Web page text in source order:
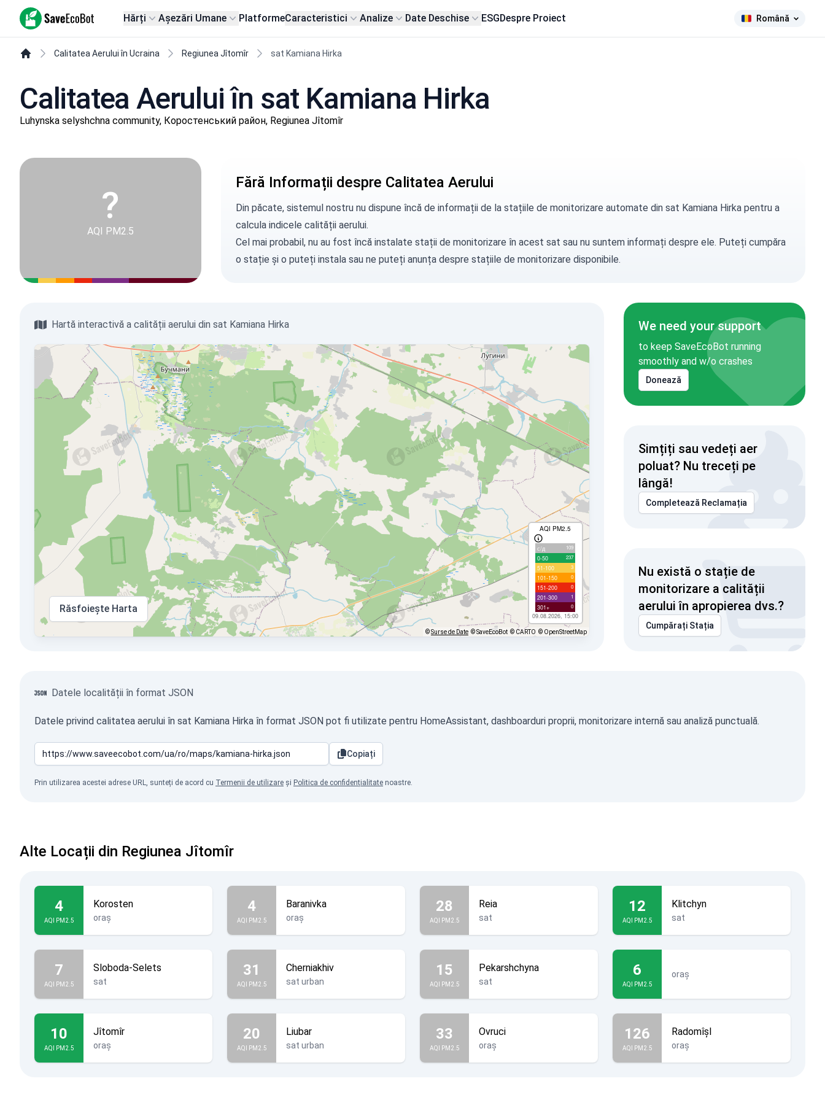
SaveEcoBot Hărți Așezări Umane PlatformeCaracteristici Analize Date Deschise ESGDespre Proiect Română
Calitatea Aerului în Ucraina Regiunea Jîtomîr sat Kamiana Hirka
Calitatea Aerului în sat Kamiana Hirka
Luhynska selyshchna community, Коростенський район, Regiunea Jîtomîr
?
AQI PM2.5
Fără Informații despre Calitatea Aerului
Din păcate, sistemul nostru nu dispune încă de informații de la stațiile de monitorizare automate din sat Kamiana Hirka pentru a
calcula indicele calității aerului.
Cel mai probabil, nu au fost încă instalate stații de monitorizare în acest sat sau nu suntem informați despre ele. Puteți cumpăra
o stație și o puteți instala sau ne puteți anunțadespre stațiile de monitorizare disponibile.
Hartă interactivă a calității aerului din sat Kamiana Hirka
AQI PM2.5
с/д 109
0-50 237
51-100 3
101-150 0
151-200 0
201-300 1
301+ 0
09.08.2026, 15:00
Răsfoiește Harta
©Surse de Date © SaveEcoBot © CARTO © OpenStreetMap
We need your support
to keep SaveEcoBot running
smoothly and w/o crashes
Donează
Simțiți sau vedeți aer
poluat? Nu treceți pe
lângă!
Completează Reclamația
Nu există o stație de
monitorizare a calității
aerului în apropierea dvs.?
Cumpărați Stația
Datele localității în format JSON
Datele privind calitatea aerului în sat Kamiana Hirka în format JSON pot fi utilizate pentru HomeAssistant, dashboarduri proprii, monitorizare internă sau analiză punctuală.
Copiați
Prin utilizarea acestei adrese URL, sunteți de acord cu Termenii de utilizare și Politica de confidențialitate noastre.
Alte Locații din Regiunea Jîtomîr
4
AQI PM2.5
Korosten
oraș
4
AQI PM2.5
Baranivka
oraș
28
AQI PM2.5
Reia
sat
12
AQI PM2.5
Klitchyn
sat
7
AQI PM2.5
Sloboda-Selets
sat
31
AQI PM2.5
Cherniakhiv
sat urban
15
AQI PM2.5
Pekarshchyna
sat
6
AQI PM2.5
oraș
10
AQI PM2.5
Jîtomîr
oraș
20
AQI PM2.5
Liubar
sat urban
33
AQI PM2.5
Ovruci
oraș
126
AQI PM2.5
Radomîșl
oraș